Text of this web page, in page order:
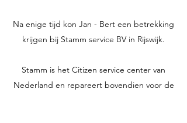
Na enige tijd kon Jan - Bert een betrekking
krijgen bij Stamm service BV in Rijswijk.
Stamm is het Citizen service center van
Nederland en repareert bovendien voor de